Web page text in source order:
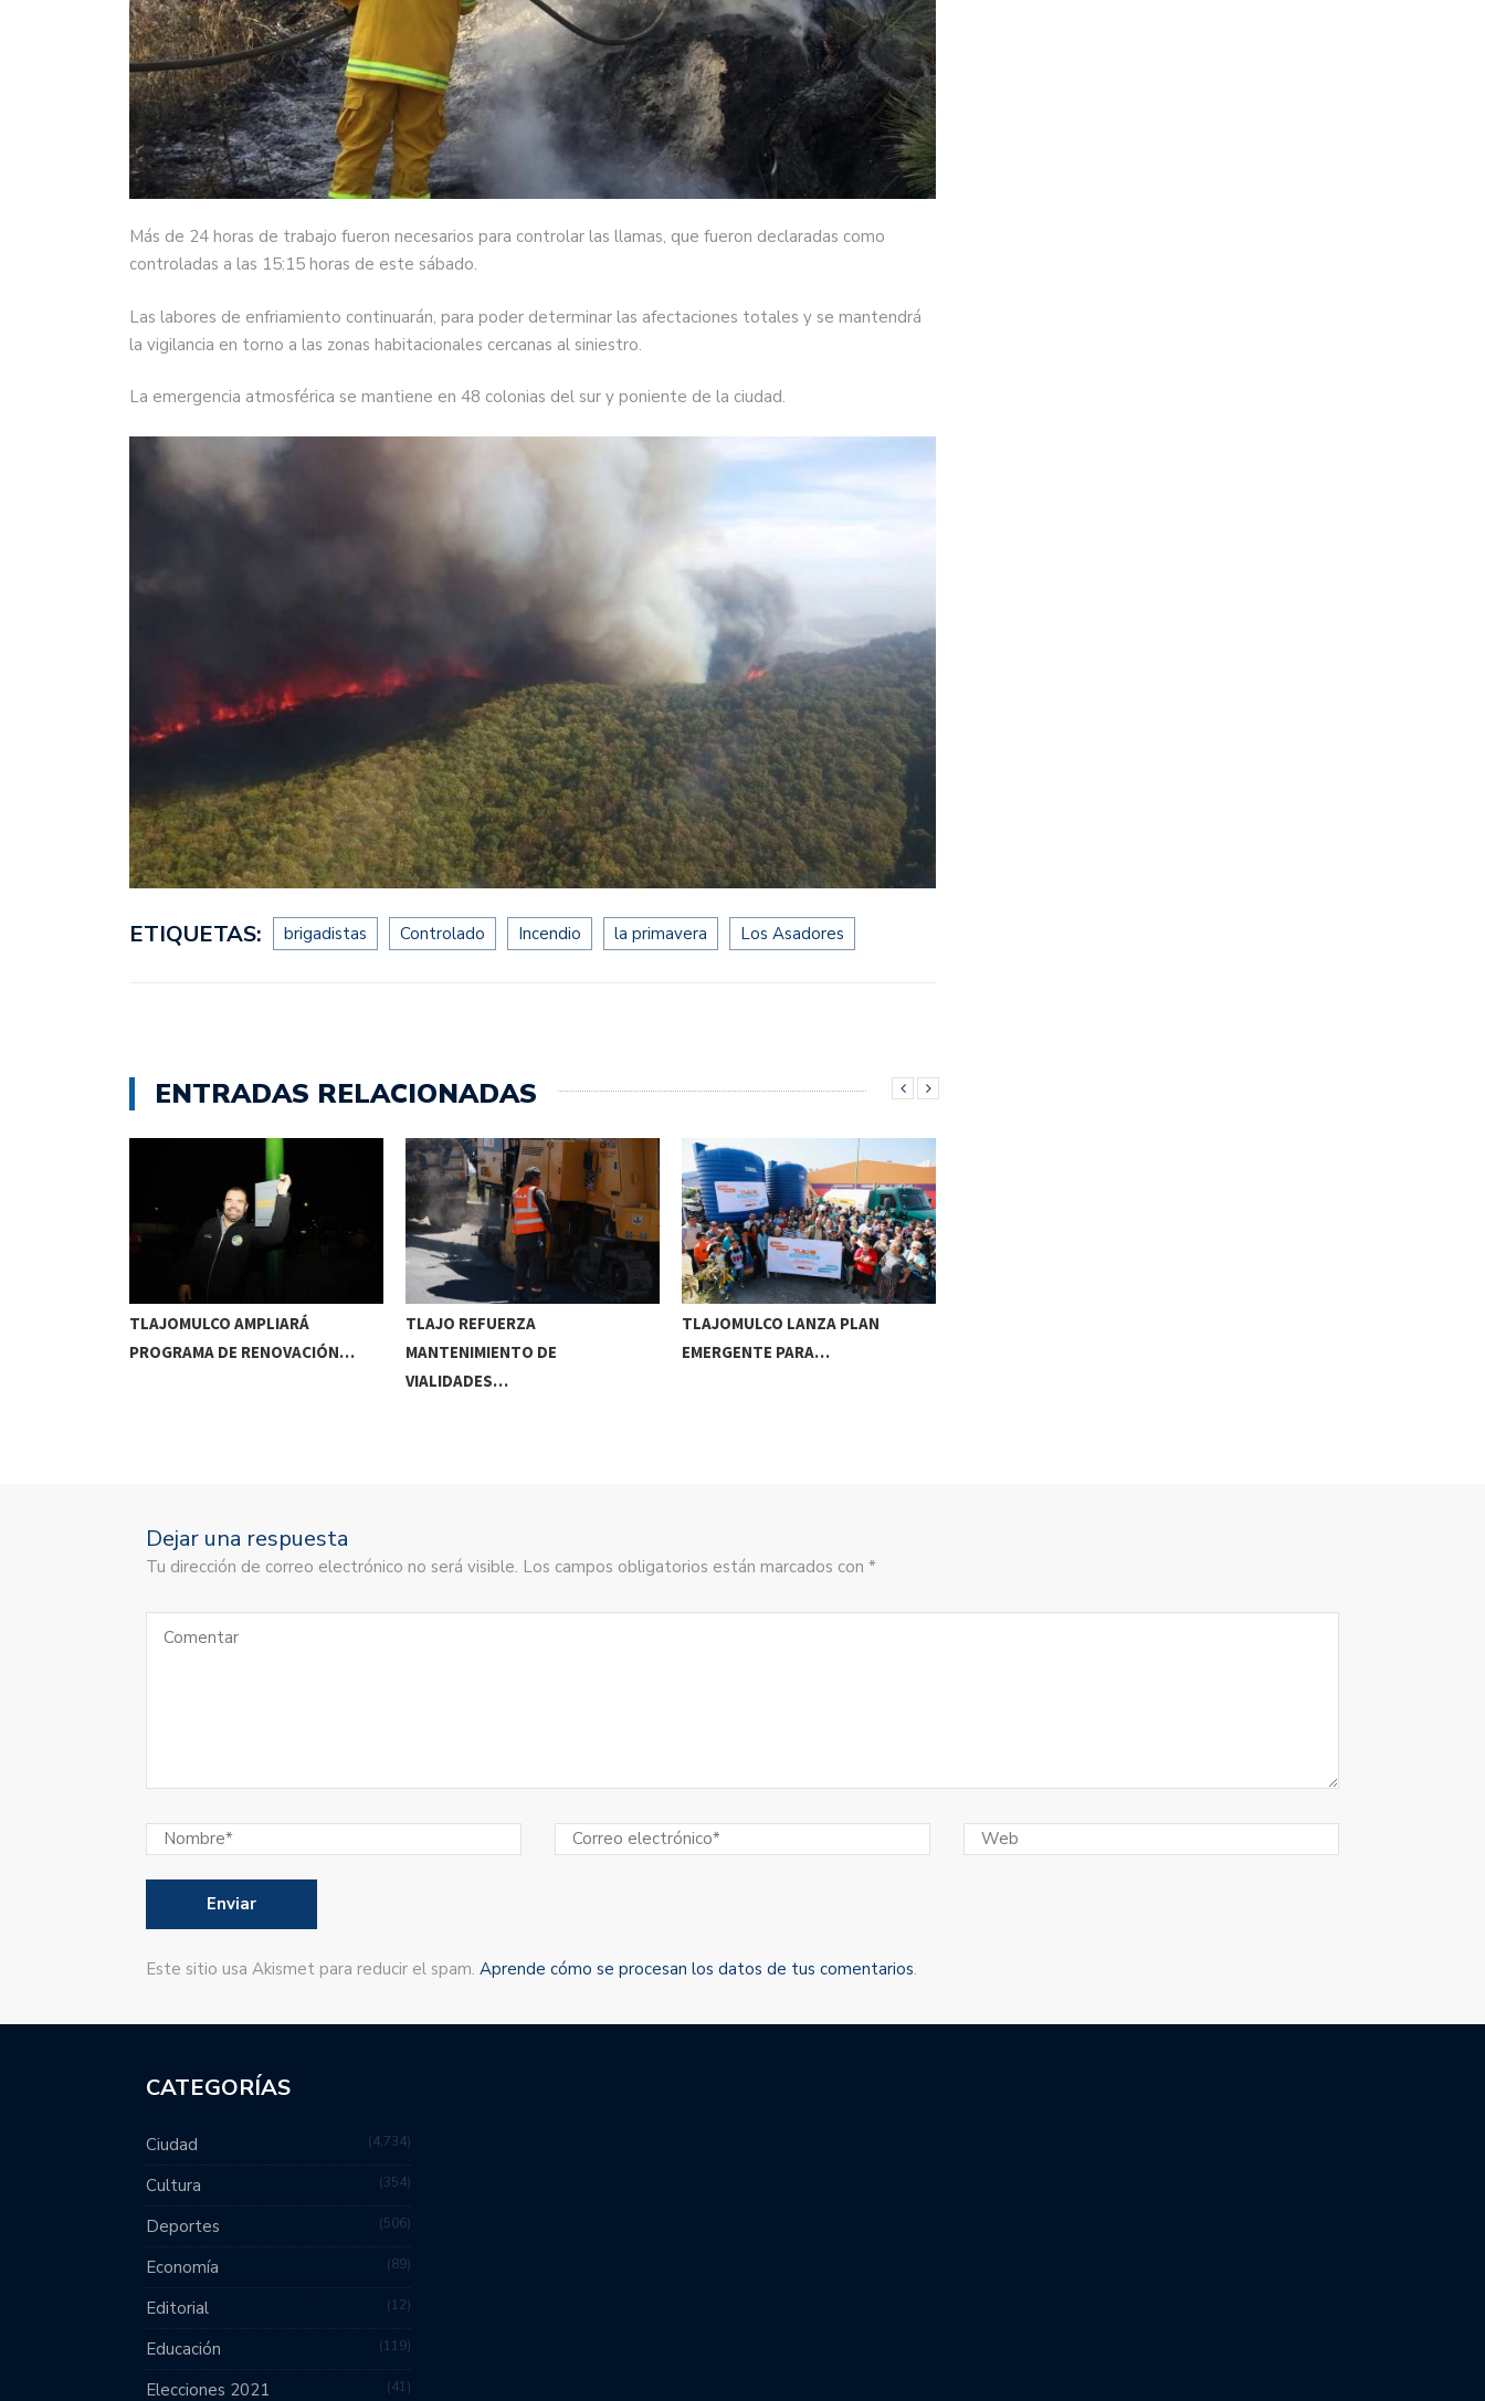
Más de 24 horas de trabajo fueron necesarios para controlar las llamas, que fueron declaradas como
controladas a las 15:15 horas de este sábado.
Las labores de enfriamiento continuarán, para poder determinar las afectaciones totales y se mantendrá
la vigilancia en torno a las zonas habitacionales cercanas al siniestro.
La emergencia atmosférica se mantiene en 48 colonias del sur y poniente de la ciudad.
ETIQUETAS: brigadistas Controlado Incendio la primavera Los Asadores
ENTRADAS RELACIONADAS
TLAJOMULCO AMPLIARÁ
PROGRAMA DE RENOVACIÓN…
TLAJO REFUERZA
MANTENIMIENTO DE
VIALIDADES…
TLAJOMULCO LANZA PLAN
EMERGENTE PARA…
Dejar una respuesta
Tu dirección de correo electrónico no será visible. Los campos obligatorios están marcados con *
Este sitio usa Akismet para reducir el spam. Aprende cómo se procesan los datos de tus comentarios.
CATEGORÍAS
Ciudad 4,734
Cultura 354
Deportes 506
Economía 89
Editorial 12
Educación 119
Elecciones 2021 41